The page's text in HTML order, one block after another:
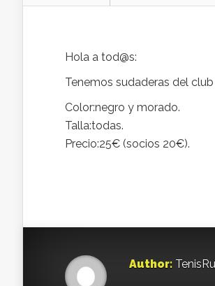
Hola a tod@s:
Tenemos sudaderas del
Color:negro y morado.
Talla:todas.
Precio:25€ (socios 20€).
Author: